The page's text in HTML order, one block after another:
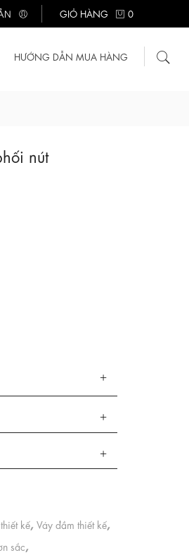
GIỎ HÀNG 0
HƯỚNG DẪN MUA HÀNG
nút
kế, Váy đầm thiết kế,
sắc,